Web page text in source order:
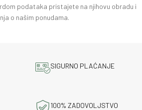
podataka pristajete na njihovu obradu i
o našim ponudama.
SIGURNO PLAĆANJE
100% ZADOVOLJSTVO